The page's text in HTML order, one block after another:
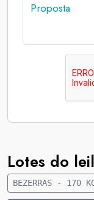
Proposta
Lotes do